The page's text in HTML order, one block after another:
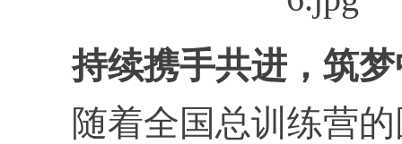
持续携手共进，筑
随着全国总训练营的